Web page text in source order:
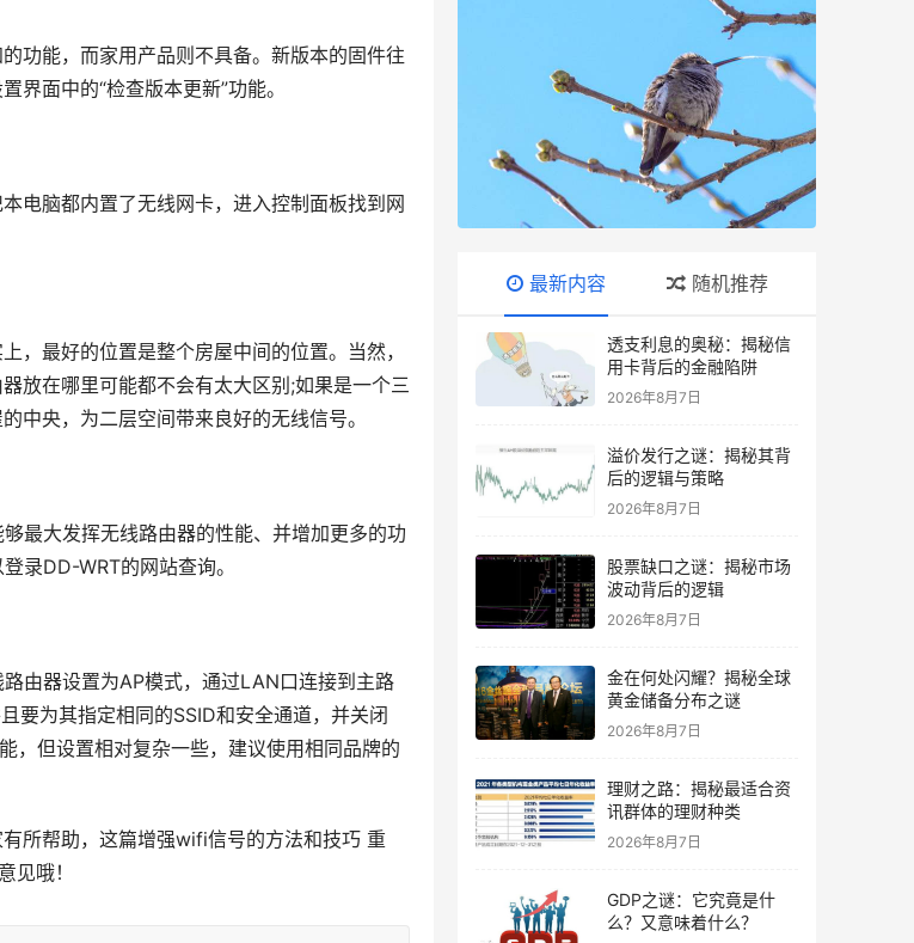
功能，而家用产品则不具备。新版本的固件往
面中的“检查版本更新”功能。
电脑都内置了无线网卡，进入控制面板找到网
，最好的位置是整个房屋中间的位置。当然，
放在哪里可能都不会有太大区别;如果是一个三
中央，为二层空间带来良好的无线信号。
最大发挥无线路由器的性能、并增加更多的功
录DD-WRT的网站查询。
由器设置为AP模式，通过LAN口连接到主路
要为其指定相同的SSID和安全通道，并关闭
，但设置相对复杂一些，建议使用相同品牌的
所帮助，这篇增强wifi信号的方法和技巧 重
见哦！
最新内容 随机推荐
透支利息的奥秘：揭秘信
用卡背后的金融陷阱
2026年8月7日
溢价发行之谜：揭秘其背
后的逻辑与策略
2026年8月7日
股票缺口之谜：揭秘市场
波动背后的逻辑
2026年8月7日
金在何处闪耀？揭秘全球
黄金储备分布之谜
2026年8月7日
理财之路：揭秘最适合资
讯群体的理财种类
2026年8月7日
GDP之谜：它究竟是什
么？又意味着什么？